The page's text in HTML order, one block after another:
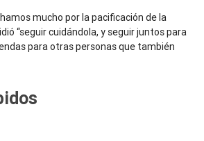
mucho por la pacificación de la
“seguir cuidándola, y seguir juntos para
para otras personas que también